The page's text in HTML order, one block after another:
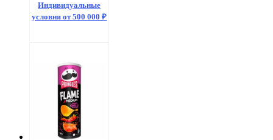
Индивидуальные
условия от 500 000 ₽